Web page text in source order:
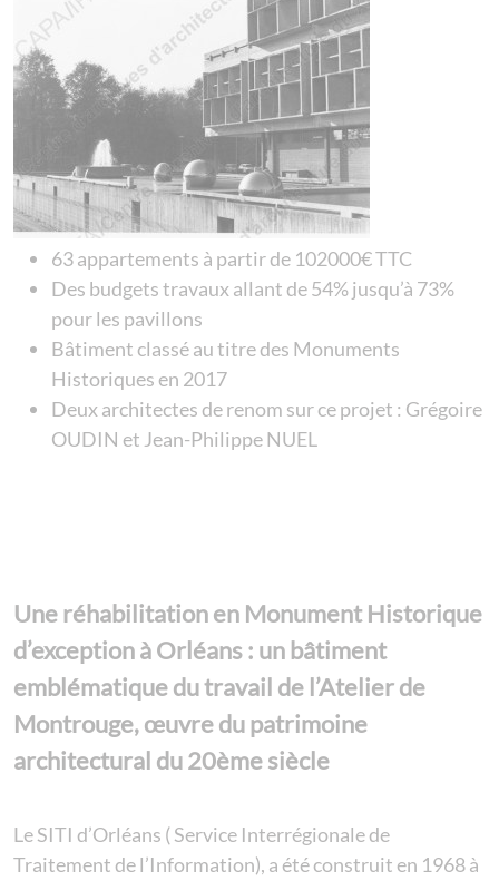
63 appartements à partir de 102000€ TTC
Des budgets travaux allant de 54% jusqu’à 73%
pour les pavillons
Bâtiment classé au titre des Monuments
Historiques en 2017
Deux architectes de renom sur ce projet : Grégoire
OUDIN et Jean-Philippe NUEL
Une réhabilitation en Monument Historique
d’exception à Orléans : un bâtiment
emblématique du travail de l’Atelier de
Montrouge, œuvre du patrimoine
architectural du 20ème siècle
Le SITI d’Orléans ( Service Interrégionale de
Traitement de l’Information), a été construit en 1968 à